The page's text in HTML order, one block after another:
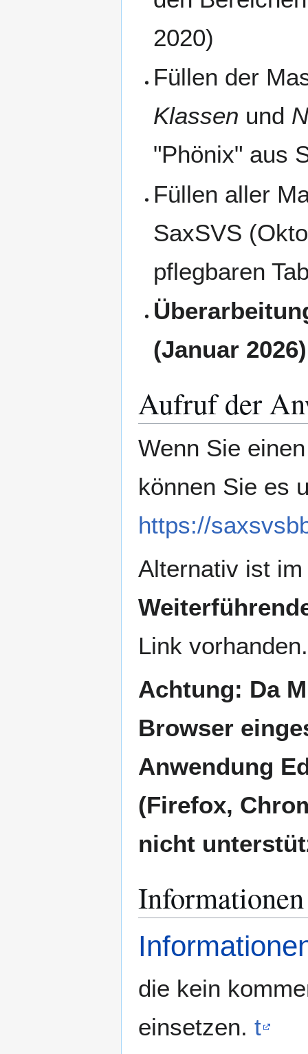
2020)
Füllen der
Klassen und
"Phönix" aus
Füllen aller
SaxSVS
pflegbaren
(Januar 2026)
Aufruf der
Wenn Sie
können Sie es
https://
Alternativ ist
Link vorhanden.
Achtung: Da
Browser
Anwendung
(Firefox,
nicht
die kein
einsetzen. t